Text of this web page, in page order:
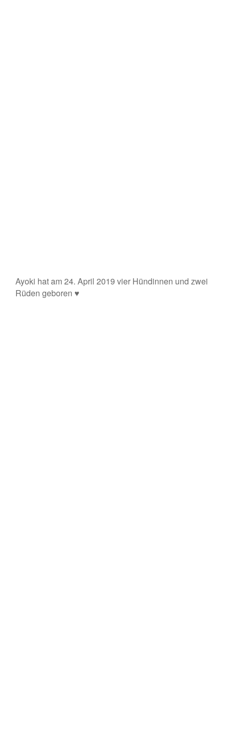
Ayoki hat am 24. April 2019 vier Hündinnen und zwei
Rüden geboren ♥️